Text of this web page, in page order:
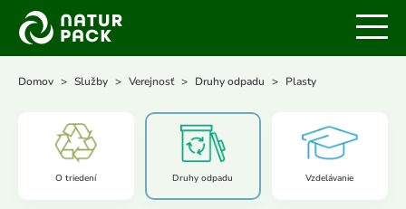
Domov Služby Verejnosť Druhy odpadu Plasty
O triedení Druhy odpadu Vzdelávanie